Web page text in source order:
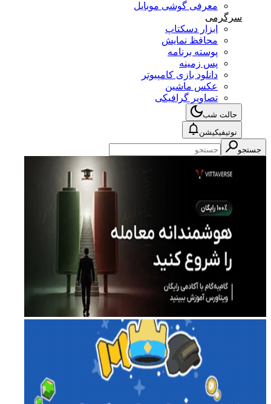
معرفی گوشی موبایل
سرگرمی
ابزار دسکتاپ
محافظ نمایش
پوسته برنامه
پس زمینه
دانلود بازی کامپیوتر
عکس ماشین
تصاویر گرافیکی
حالت شب
نوتیفیکیشن
جستجو